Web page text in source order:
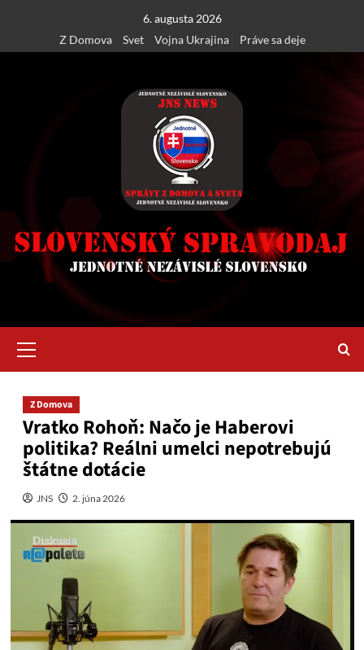
content
6. augusta 2026
Z Domova
Svet Vojna Ukrajina Práve sa deje
Menu
Z Domova
Vratko Rohoň: Načo je Haberovi
politika? Reálni umelci nepotrebujú
štátne dotácie
JNS 2. júna 2026